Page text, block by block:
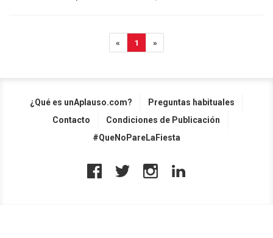
« 1 »
¿Qué es unAplauso.com?
Preguntas habituales
Contacto
Condiciones de Publicación
#QueNoPareLaFiesta